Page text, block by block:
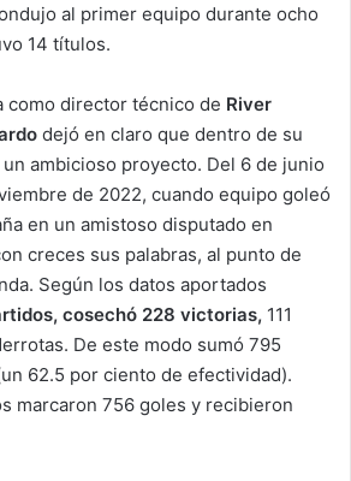
al primer equipo durante ocho
14 títulos.
como director técnico de River
dejó en claro que dentro de su
ambicioso proyecto. Del 6 de junio
de 2022, cuando equipo goleó
en un amistoso disputado en
creces sus palabras, al punto de
Según los datos aportados
cosechó 228 victorias, 111
De este modo sumó 795
62.5 por ciento de efectividad).
marcaron 756 goles y recibieron